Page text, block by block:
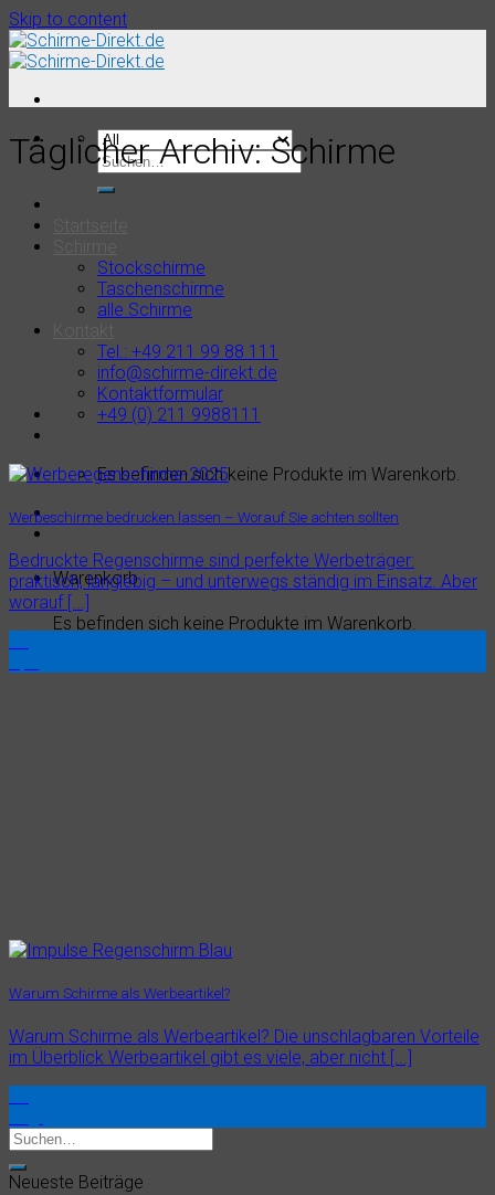
Skip to content
Stockschirme
Taschenschirme
alle Schirme
Tel.: +49 211 99 88 111
info@schirme-direkt.de
Kontaktformular
+49 (0) 211 9988111
Es befinden sich keine Produkte im Warenkorb.
Warenkorb
Es befinden sich keine Produkte im Warenkorb.
Täglicher Archiv:Schirme
Werbeschirme bedrucken lassen – Worauf Sie achten sollten
Bedruckte Regenschirme sind perfekte Werbeträger:
praktisch, langlebig – und unterwegs ständig im Einsatz. Aber
worauf [...]
Warum Schirme als Werbeartikel?
Warum Schirme als Werbeartikel? Die unschlagbaren Vorteile
im Überblick Werbeartikel gibt es viele, aber nicht [...]
Neueste Beiträge